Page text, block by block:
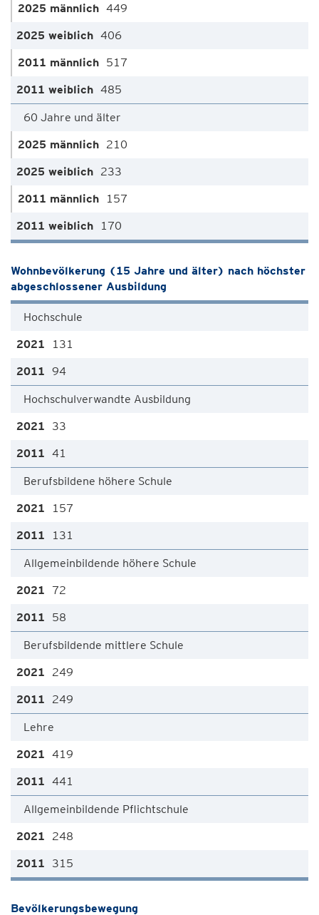
449
406
517
485
60 Jahre und älter
210
233
157
170
Wohnbevölkerung (15 Jahre und älter) nach höchster
abgeschlossener Ausbildung
Hochschule
131
94
Hochschulverwandte Ausbildung
33
41
Berufsbildene höhere Schule
157
131
Allgemeinbildende höhere Schule
72
58
Berufsbildende mittlere Schule
249
249
Lehre
419
441
Allgemeinbildende Pflichtschule
248
315
Bevölkerungsbewegung